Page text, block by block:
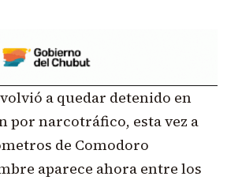
a quedar detenido en
por narcotráfico, esta vez a
de Comodoro
aparece ahora entre los